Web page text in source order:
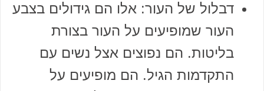
דבלול של העור: אלו הם גידולים בצבע
העור שמופיעים על העור בצורת
בליטות. הם נפוצים אצל נשים עם
התקדמות הגיל. הם מופיעים על